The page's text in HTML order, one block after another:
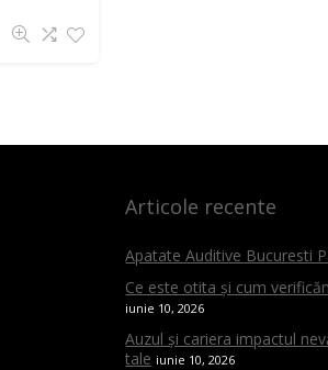
Articole recente
Apatate Auditive Bucuresti
Ce este otita și cum
iunie 10, 2026
Auzul și cariera impactul
tale iunie 10, 2026